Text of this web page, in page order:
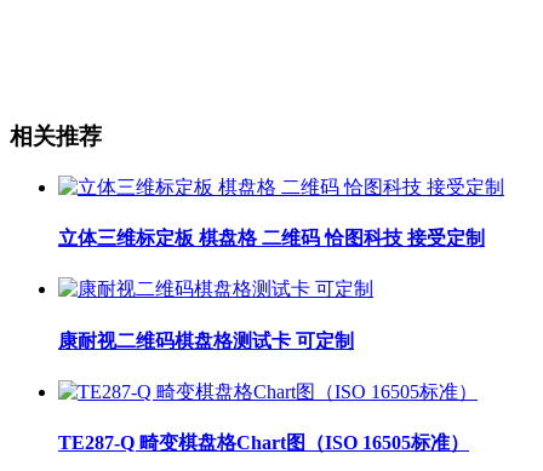
相关推荐
立体三维标定板 棋盘格 二维码 恰图科技 接受定制
康耐视二维码棋盘格测试卡 可定制
TE287-Q 畸变棋盘格Chart图（ISO 16505标准）